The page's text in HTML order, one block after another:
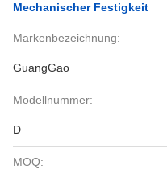
Mechanischer Festigkeit
Markenbezeichnung:
GuangGao
Modellnummer:
D
MOQ: